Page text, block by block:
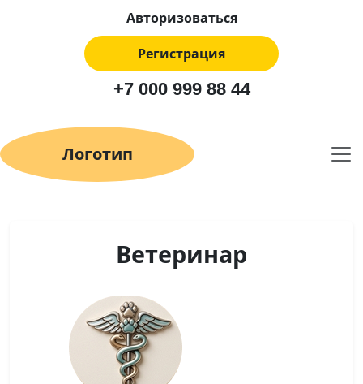
Авторизоваться
Регистрация
+7 000 999 88 44
Логотип
Ветеринар